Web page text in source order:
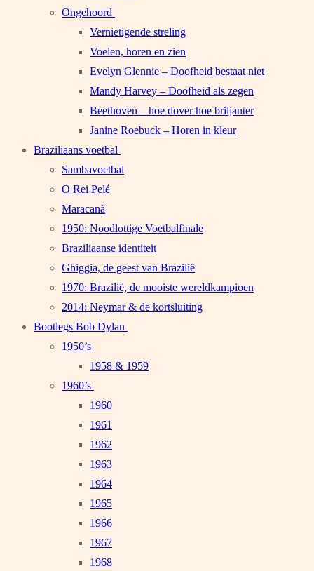
Ongehoord
Vernietigende streling
Voelen, horen en zien
Evelyn Glennie – Doofheid bestaat niet
Mandy Harvey – Doofheid als zegen
Beethoven – hoe dover hoe briljanter
Janine Roebuck – Horen in kleur
Braziliaans voetbal
Sambavoetbal
O Rei Pelé
Maracanã
1950: Noodlottige Voetbalfinale
Braziliaanse identiteit
Ghiggia, de geest van Brazilië
1970: Brazilië, de mooiste wereldkampioen
2014: Neymar & de kortsluiting
Bootlegs Bob Dylan
1950’s
1958 & 1959
1960’s
1960
1961
1962
1963
1964
1965
1966
1967
1968